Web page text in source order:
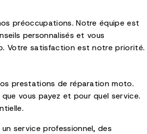
préoccupations. Notre équipe est
personnalisés et vous
Votre satisfaction est notre priorité.
prestations de réparation moto.
vous payez et pour quel service.
service professionnel, des